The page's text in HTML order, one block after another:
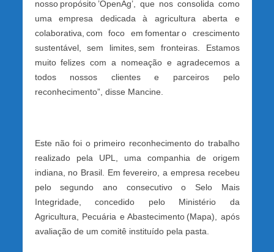
nosso propósito ’OpenAg’, que nos consolida como
uma empresa dedicada à agricultura aberta e
colaborativa, com foco em fomentar o crescimento
sustentável, sem limites, sem fronteiras. Estamos
muito felizes com a nomeação e agradecemos a
todos nossos clientes e parceiros pelo
reconhecimento”, disse Mancine.
Este não foi o primeiro reconhecimento do trabalho
realizado pela UPL, uma companhia de origem
indiana, no Brasil. Em fevereiro, a empresa recebeu
pelo segundo ano consecutivo o Selo Mais
Integridade, concedido pelo Ministério da
Agricultura, Pecuária e Abastecimento (Mapa), após
avaliação de um comitê instituído pela pasta.